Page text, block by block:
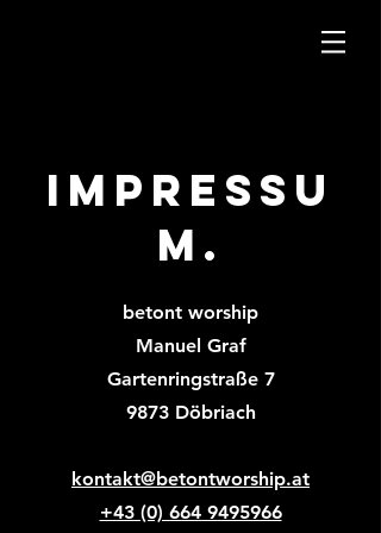
Impressu
m.
betont worship
Manuel Graf
Gartenringstraße 7
9873 Döbriach
kontakt@betontworship.at
+43 (0) 664 9495966